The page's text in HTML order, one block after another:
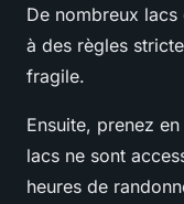
De nombreux
à des règles
fragile.
Ensuite, prenez
lacs ne sont
heures de